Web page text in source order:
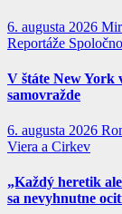
6. augusta 2026
Reportáže
V štáte New York
samovražde
6. augusta 2026
Viera a Cirkev
„Každý heretik
sa nevyhnutne